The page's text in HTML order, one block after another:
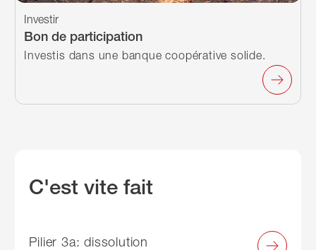
Bon de participation
Investir
Investis dans une banque coopérative solide.
C'est vite fait
Pilier 3a: dissolution